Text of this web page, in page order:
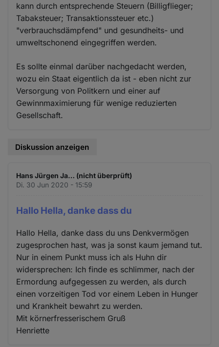
kann durch entsprechende Steuern (Billigflieger;
Tabaksteuer; Transaktionssteuer etc.)
"verbrauchsdämpfend" und gesundheits- und
umweltschonend eingegriffen werden.
Es sollte einmal darüber nachgedacht werden,
wozu ein Staat eigentlich da ist - eben nicht zur
Versorgung von Politkern und einer auf
Gewinnmaximierung für wenige reduzierten
Gesellschaft.
Diskussion anzeigen
Hans Jürgen Ja… (nicht überprüft)
Di. 30 Jun 2020 - 15:59
Hallo Hella, danke dass du
Hallo Hella, danke dass du uns Denkvermögen
zugesprochen hast, was ja sonst kaum jemand tut.
Nur in einem Punkt muss ich als Huhn dir
widersprechen: Ich finde es schlimmer, nach der
Ermordung aufgegessen zu werden, als durch
einen vorzeitigen Tod vor einem Leben in Hunger
und Krankheit bewahrt zu werden.
Mit körnerfresserischem Gruß
Henriette